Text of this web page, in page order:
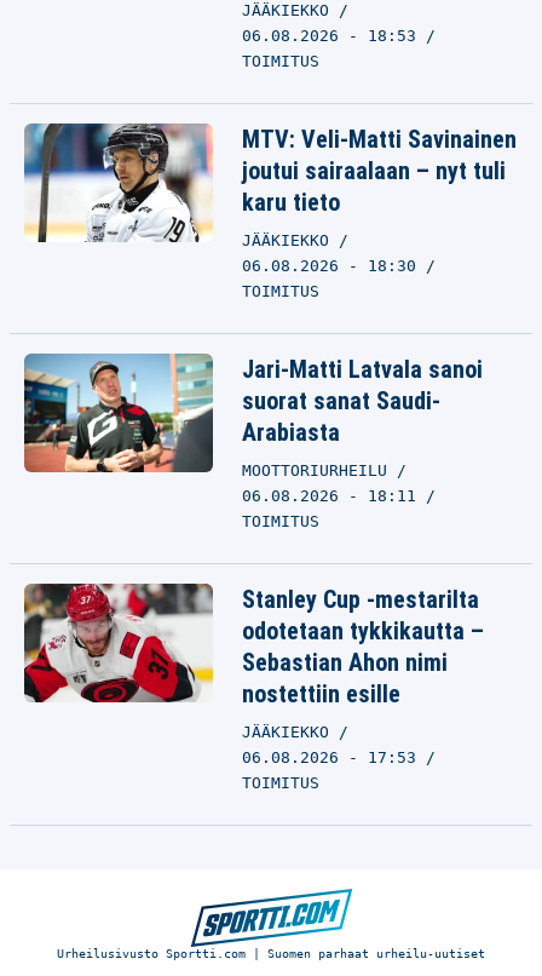
JÄÄKIEKKO
06.08.2026 - 18:53
TOIMITUS
MTV: Veli-Matti Savinainen
joutui sairaalaan – nyt tuli
karu tieto
JÄÄKIEKKO
06.08.2026 - 18:30
TOIMITUS
Jari-Matti Latvala sanoi
suorat sanat Saudi-
Arabiasta
MOOTTORIURHEILU
06.08.2026 - 18:11
TOIMITUS
Stanley Cup -mestarilta
odotetaan tykkikautta –
Sebastian Ahon nimi
nostettiin esille
JÄÄKIEKKO
06.08.2026 - 17:53
TOIMITUS
Urheilusivusto Sportti.com | Suomen parhaat urheilu-uutiset